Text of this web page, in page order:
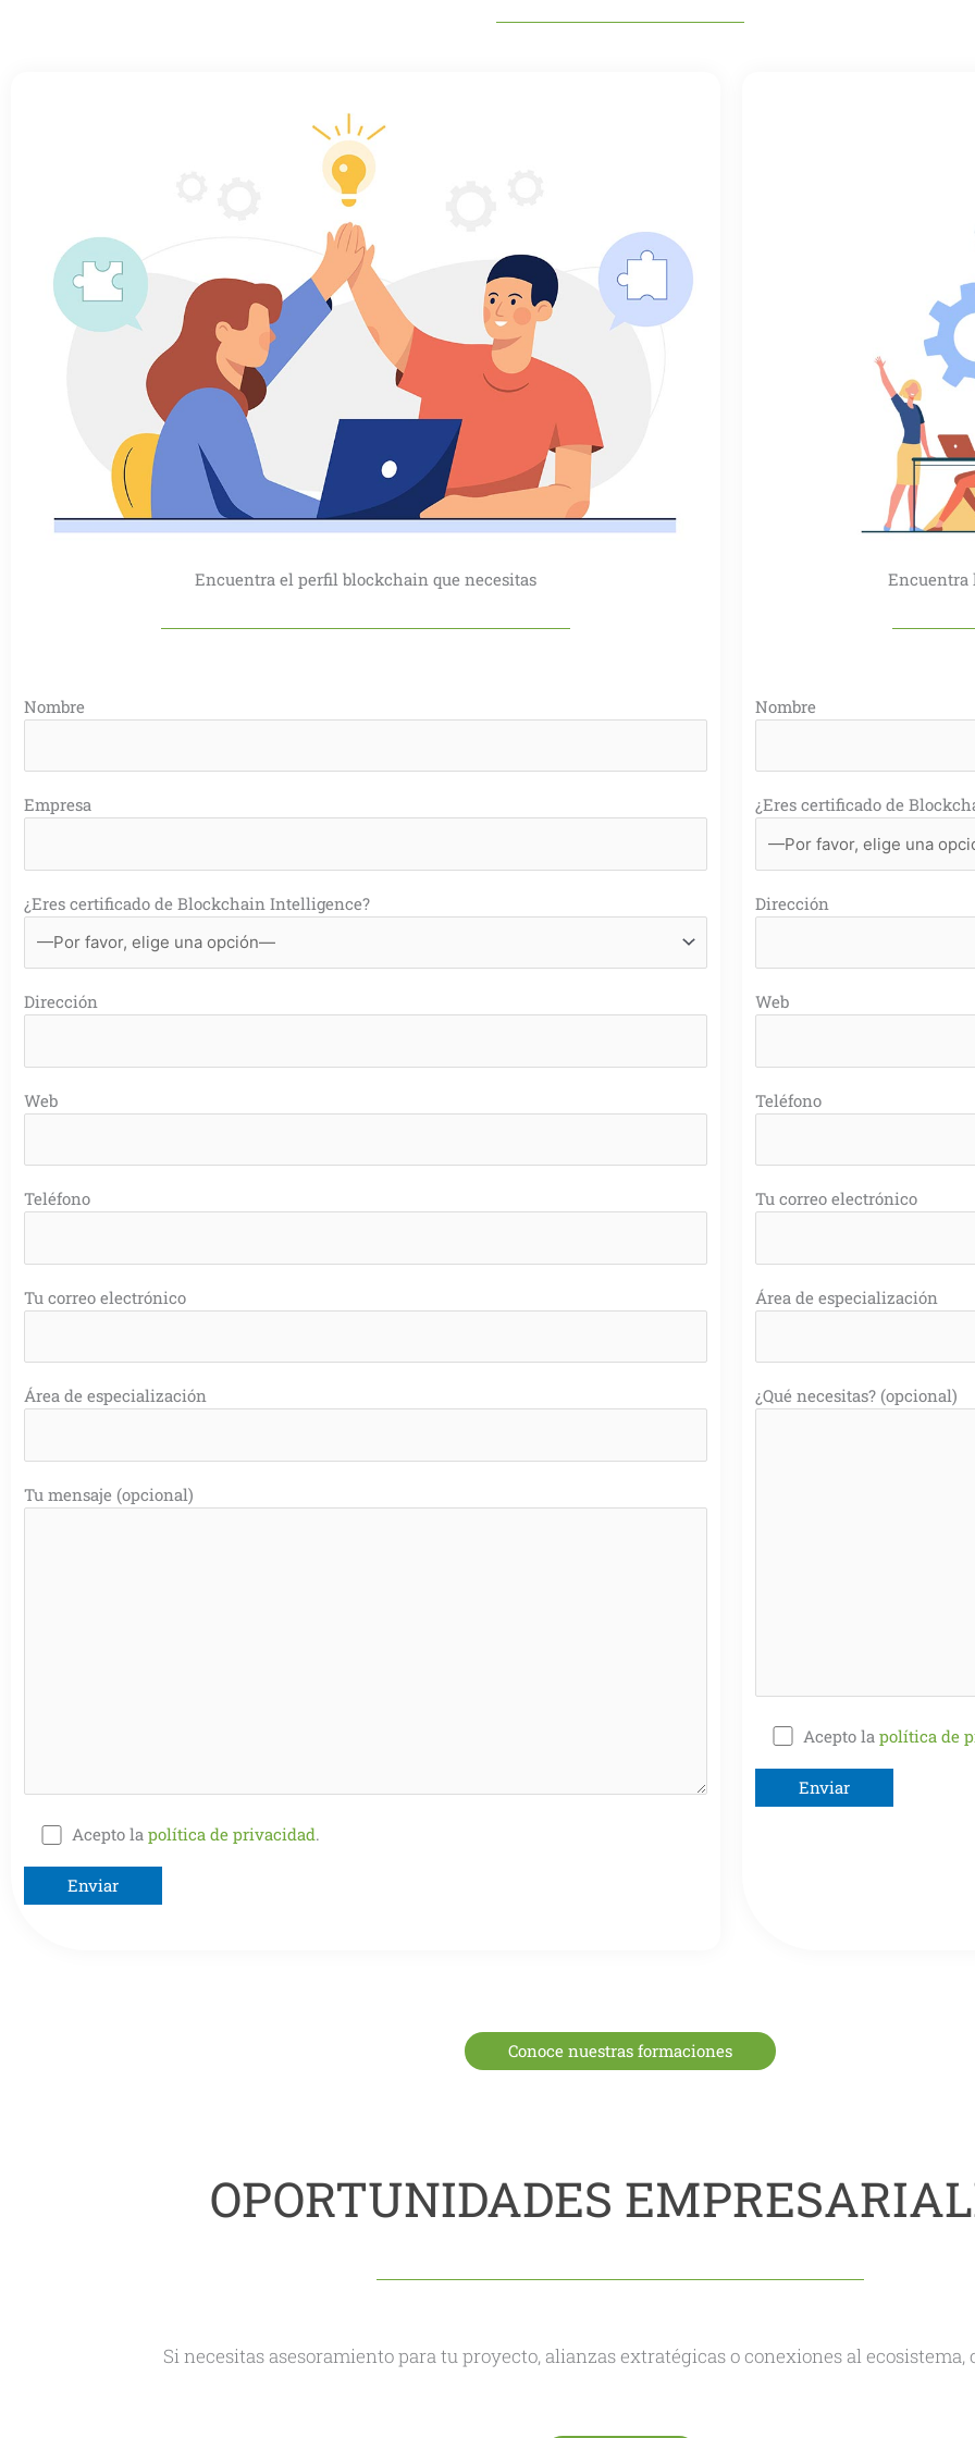
Encuentra el perfil blockchain que necesitas
Nombre
Empresa
¿Eres certificado de Blockchain Intelligence?
Dirección
Web
Teléfono
Tu correo electrónico
Área de especialización
Tu mensaje (opcional)
Acepto la política de privacidad.
Encuentra
Nombre
¿Eres certificado de
Dirección
Web
Teléfono
Tu correo electrónico
Área de especialización
¿Qué necesitas? (opcional)
Acepto la política de
Conoce nuestras formaciones
OPORTUNIDADES
Si necesitas asesoramiento para tu proyecto, alianzas extratégicas o conexiones al ecosistema,